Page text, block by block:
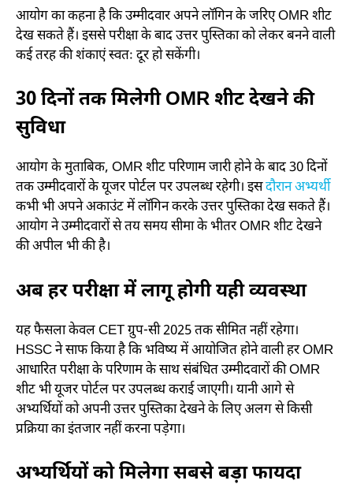
आयोग का कहना है कि उम्मीदवार अपने लॉगिन के जरिए OMR शीट
देख सकते हैं। इससे परीक्षा के बाद उत्तर पुस्तिका को लेकर बनने वाली
कई तरह की शंकाएं स्वतः दूर हो सकेंगी।
30 दिनों तक मिलेगी OMR शीट देखने की
सुविधा
आयोग के मुताबिक, OMR शीट परिणाम जारी होने के बाद 30 दिनों
तक उम्मीदवारों के यूजर पोर्टल पर उपलब्ध रहेगी। इसदौरान अभ्यर्थी
कभी भी अपने अकाउंट में लॉगिन करके उत्तर पुस्तिका देख सकते हैं।
आयोग ने उम्मीदवारों से तय समय सीमा के भीतर OMR शीट देखने
की अपील भी की है।
अब हर परीक्षा में लागू होगी यही व्यवस्था
यह फैसला केवल CET ग्रुप-सी 2025 तक सीमित नहीं रहेगा।
HSSC ने साफ किया है कि भविष्य में आयोजित होने वाली हर OMR
आधारित परीक्षा के परिणाम के साथ संबंधित उम्मीदवारों की OMR
शीट भी यूजर पोर्टल पर उपलब्ध कराई जाएगी। यानी आगे से
अभ्यर्थियों को अपनी उत्तर पुस्तिका देखने के लिए अलग से किसी
प्रक्रिया का इंतजार नहीं करना पड़ेगा।
अभ्यर्थियों को मिलेगा सबसे बड़ा फायदा